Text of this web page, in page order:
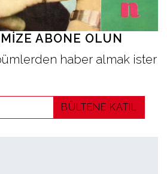
ABONE OLUN
haber almak ister
BÜLTENE KATIL